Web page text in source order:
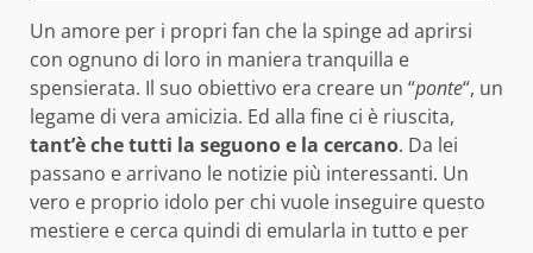
Un amore per i propri fan che la spinge ad aprirsi
con ognuno di loro in maniera tranquilla e
spensierata. Il suo obiettivo era creare un “ponte“, un
legame di vera amicizia. Ed alla fine ci è riuscita,
tant’è che tutti la seguono e la cercano. Da lei
passano e arrivano le notizie più interessanti. Un
vero e proprio idolo per chi vuole inseguire questo
mestiere e cerca quindi di emularla in tutto e per